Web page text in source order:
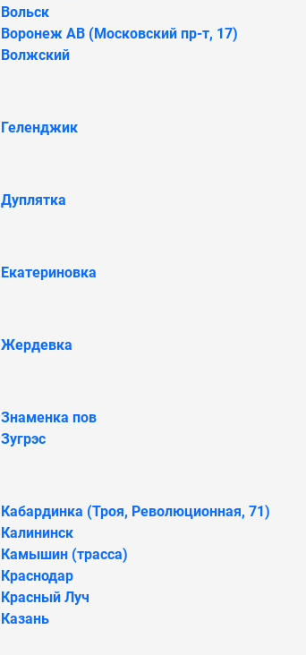
Вольск
Воронеж АВ (Московский пр-т, 17)
Волжский
Геленджик
Дуплятка
Екатериновка
Жердевка
Знаменка пов
Зугрэс
Кабардинка (Троя, Революционная, 71)
Калининск
Камышин (трасса)
Краснодар
Красный Луч
Казань